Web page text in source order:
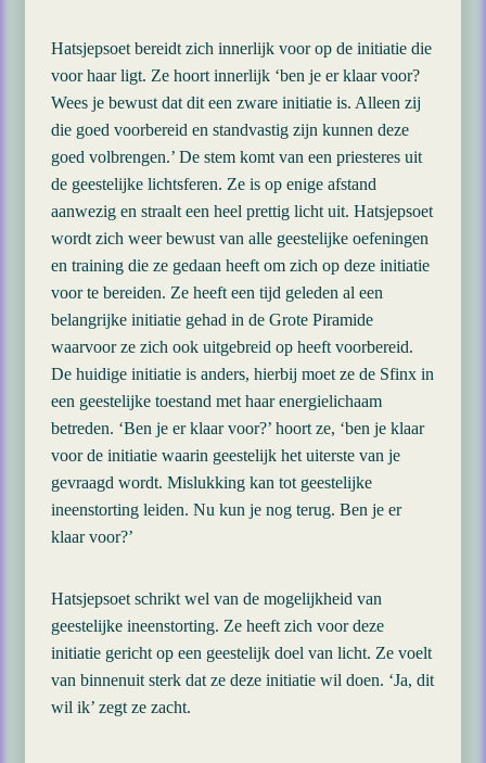
Hatsjepsoet bereidt zich innerlijk voor op de initiatie die
voor haar ligt. Ze hoort innerlijk ‘ben je er klaar voor?
Wees je bewust dat dit een zware initiatie is. Alleen zij
die goed voorbereid en standvastig zijn kunnen deze
goed volbrengen.’ De stem komt van een priesteres uit
de geestelijke lichtsferen. Ze is op enige afstand
aanwezig en straalt een heel prettig licht uit. Hatsjepsoet
wordt zich weer bewust van alle geestelijke oefeningen
en training die ze gedaan heeft om zich op deze initiatie
voor te bereiden. Ze heeft een tijd geleden al een
belangrijke initiatie gehad in de Grote Piramide
waarvoor ze zich ook uitgebreid op heeft voorbereid.
De huidige initiatie is anders, hierbij moet ze de Sfinx in
een geestelijke toestand met haar energielichaam
betreden. ‘Ben je er klaar voor?’ hoort ze, ‘ben je klaar
voor de initiatie waarin geestelijk het uiterste van je
gevraagd wordt. Mislukking kan tot geestelijke
ineenstorting leiden. Nu kun je nog terug. Ben je er
klaar voor?’
Hatsjepsoet schrikt wel van de mogelijkheid van
geestelijke ineenstorting. Ze heeft zich voor deze
initiatie gericht op een geestelijk doel van licht. Ze voelt
van binnenuit sterk dat ze deze initiatie wil doen. ‘Ja, dit
wil ik’ zegt ze zacht.